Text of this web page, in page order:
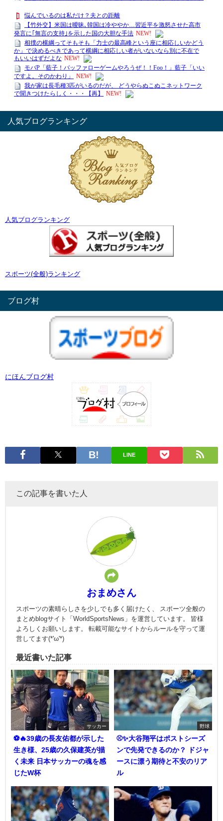
人気ブログランキング
人気ブログランキング
スポーツ(全般)ランキング
ブログ村
にほんブログ村
LINE
この記事を書いた人
おまめさん
スポーツの素晴らしさを少しでも多く届けたく、 スポーツ全般の
まとめblogサイト「WorldSportsNews」を運営しています。 皆様
よろしくお願いします。 転載可能なサイトからルールを守って運
営してます(*'ω'*)
最近書いた記事
サッカー
⚽🔥39歳の長友佑都が示した
生き様、25歳の久保建英が描
く未来 日本サッカーの魂を感
じたW杯
野球
⚾✨大谷翔平はポストシーズ
ンで先発できるのか？ ドジャ
ースに漂う期待と不安のリア
ル